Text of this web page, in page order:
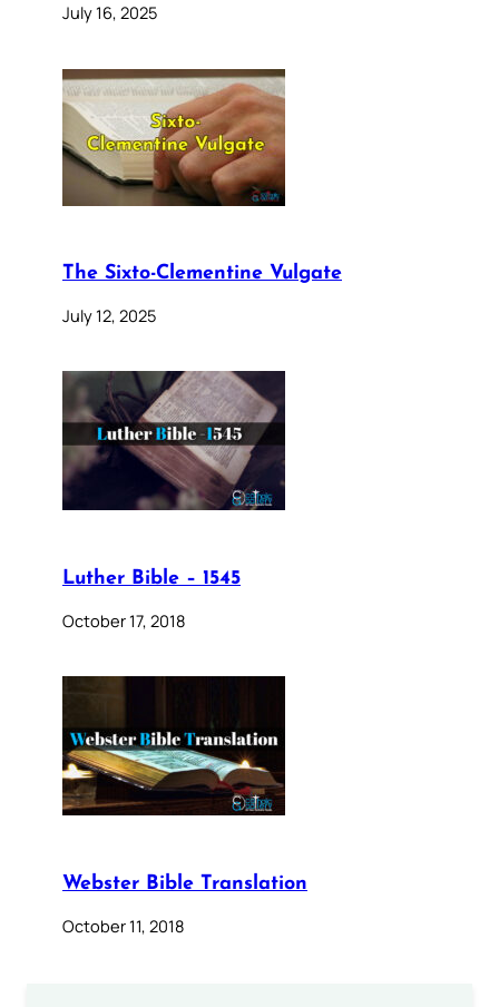
July 16, 2025
The Sixto-Clementine Vulgate
July 12, 2025
Luther Bible – 1545
October 17, 2018
Webster Bible Translation
October 11, 2018